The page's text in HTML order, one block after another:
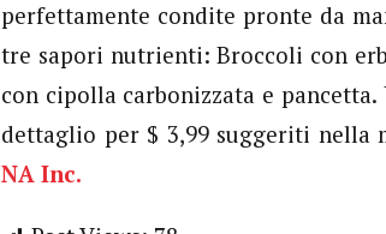
perfettamente condite pronte da
tre sapori nutrienti: Broccoli con
con cipolla carbonizzata e
dettaglio per $ 3,99 suggeriti nella
NA Inc.